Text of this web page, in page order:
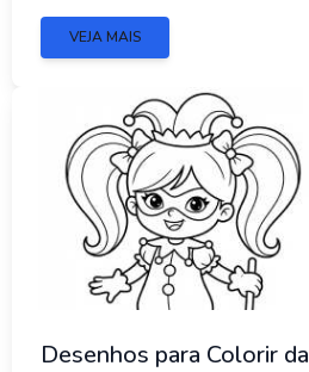
VEJA MAIS
Desenhos para Colorir da